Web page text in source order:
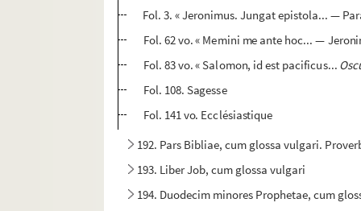
Fol. 3. « Jeronimus. Jungat epistola... —
Fol. 62 vo. « Memini me ante hoc... —
Fol. 83 vo. « Salomon, id est pacificus...
Fol. 108. Sagesse
Fol. 141 vo. Ecclésiastique
192. Pars Bibliae, cum glossa vulgari.
193. Liber Job, cum glossa vulgari
194. Duodecim minores Prophetae, cum